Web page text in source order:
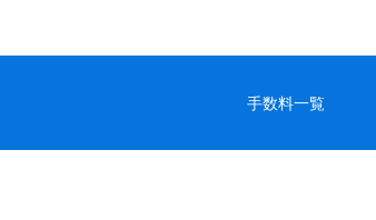
手数料一覧